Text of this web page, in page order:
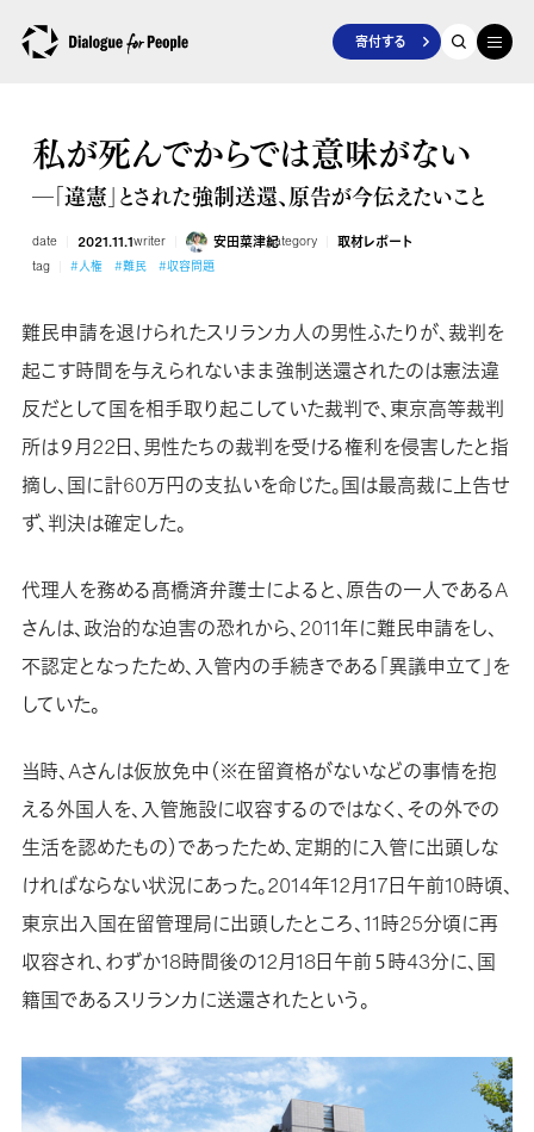
寄付する
私が死んでからでは意味がない
―「違憲」とされた強制送還、原告が今伝えたいこと
date 2021.11.1writer 安田菜津紀category 取材レポート
tag #人権 #難民 #収容問題
難民申請を退けられたスリランカ人の男性ふたりが、裁判を
起こす時間を与えられないまま強制送還されたのは憲法違
反だとして国を相手取り起こしていた裁判で、東京高等裁判
所は９月22日、男性たちの裁判を受ける権利を侵害したと指
摘し、国に計60万円の支払いを命じた。国は最高裁に上告せ
ず、判決は確定した。
代理人を務める髙橋済弁護士によると、原告の一人であるA
さんは、政治的な迫害の恐れから、2011年に難民申請をし、
不認定となったため、入管内の手続きである「異議申立て」を
していた。
当時、Aさんは仮放免中（※在留資格がないなどの事情を抱
える外国人を、入管施設に収容するのではなく、その外での
生活を認めたもの）であったため、定期的に入管に出頭しな
ければならない状況にあった。2014年12月17日午前10時頃、
東京出入国在留管理局に出頭したところ、11時25分頃に再
収容され、わずか18時間後の12月18日午前５時43分に、国
籍国であるスリランカに送還されたという。